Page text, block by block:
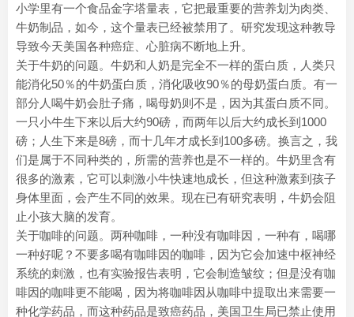
小学里有一个食品金字塔量表，它把最重要的营养划为肉类、
牛奶制品，如今，这个量表已经被禁用了。研究发现这种教导
导致今天美国各种癌症、心脏病不断地上升。
关于牛奶的问题。牛奶和人奶是完全不一样的蛋白质，人类只
能消化50％的牛奶蛋白质，消化吸收90％的母奶蛋白质。有一
部分人喝牛奶会肚子痛，喝母奶则不是，因为其蛋白质不同。
一只小牛生下来以后大约90磅，而两年以后大约成长到1000
磅；人生下来是8磅，而十几年才成长到100多磅。换言之，我
们是属于不同种类的，所需的营养也是不一样的。牛奶里含有
很多的激素，它可以刺激小牛快速地成长，但这种激素到孩子
身体里面，会产生不同的效果。现在已有研究表明，牛奶会阻
止小孩大脑的发育。
关于咖啡的问题。两种咖啡，一种没有咖啡因，一种有，喝哪
一种好呢？不要多喝有咖啡因的咖啡，因为它会加速中枢神经
系统的刺激，也有实验报告表明，它会制造皱纹；但是没有咖
啡因的咖啡更不能喝，因为将咖啡因从咖啡中提取出来需要一
种化学药品，而这种药品是致癌药品，美国卫生局已禁止使用